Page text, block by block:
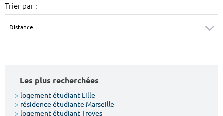
€ €
Surface min Surface max
Type de location
Trier par :
Les plus recherchées
> logement étudiant Lille
> résidence étudiante Marseille
> logement étudiant Troyes